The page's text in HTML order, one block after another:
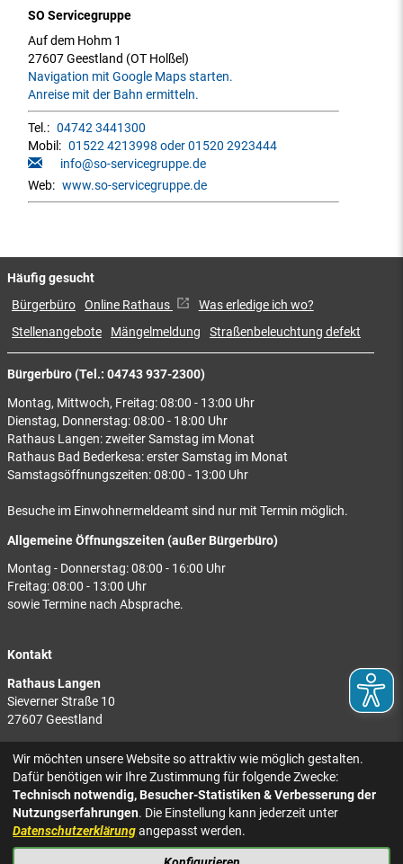
SO Servicegruppe
Auf dem Hohm 1
27607 Geestland (OT Holßel)
Navigation mit Google Maps starten.
Anreise mit der Bahn ermitteln.
Tel.: 04742 3441300
Mobil: 01522 4213998 oder 01520 2923444
info@so-servicegruppe.de
Web: www.so-servicegruppe.de
Bürgerbüro (Tel.: 04743 937-2300)
Montag, Mittwoch, Freitag: 08:00 - 13:00 Uhr
Dienstag, Donnerstag: 08:00 - 18:00 Uhr
Rathaus Langen: zweiter Samstag im Monat
Rathaus Bad Bederkesa: erster Samstag im Monat
Samstagsöffnungszeiten: 08:00 - 13:00 Uhr
Besuche im Einwohnermeldeamt sind nur mit Termin möglich.
Allgemeine Öffnungszeiten (außer Bürgerbüro)
Montag - Donnerstag: 08:00 - 16:00 Uhr
Freitag: 08:00 - 13:00 Uhr
sowie Termine nach Absprache.
Kontakt
Rathaus Langen
Sieverner Straße 10
27607 Geestland
Rathaus Bad Bederkesa
Am Markt 8
27624 Geestland
Tel.: 04743 937-2300
Häufig gesucht
Bürgerbüro Online Rathaus
Was erledige ich wo?
Stellenangebote
Mängelmeldung Straßenbeleuchtung defekt
Wir möchten unsere Website so attraktiv wie möglich gestalten.
Dafür benötigen wir Ihre Zustimmung für folgende Zwecke:
Technisch notwendig, Besucher-Statistiken & Verbesserung der
Nutzungserfahrungen. Die Einstellung kann jederzeit unter
Datenschutzerklärungangepasst werden.